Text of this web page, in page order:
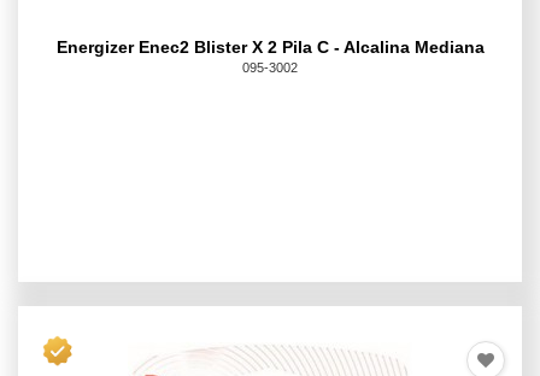
Energizer Enec2 Blister X 2 Pila C - Alcalina Mediana
095-3002